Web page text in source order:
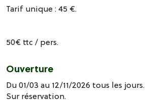
Tarif unique : 45 €.
50€ ttc / pers.
Ouverture
Du 01/03 au 12/11/2026 tous les jours.
Sur réservation.